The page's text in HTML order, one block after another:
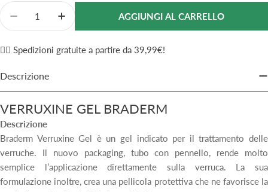
Quantità
Diminuisci La Quantità Per Verruxine Gel 15ml
Aumenta La Quantità Per Verruxine Gel
AGGIUNGI AL CARRELLO
✌🏼 Spedizioni gratuite a partire da 39,99€!
Descrizione
VERRUXINE GEL BRADERM
Descrizione
Braderm Verruxine Gel è un gel indicato per il trattamento delle
verruche. Il nuovo packaging, tubo con pennello, rende molto
semplice l’applicazione direttamente sulla verruca. La sua
formulazione inoltre, crea una pellicola protettiva che ne favorisce la